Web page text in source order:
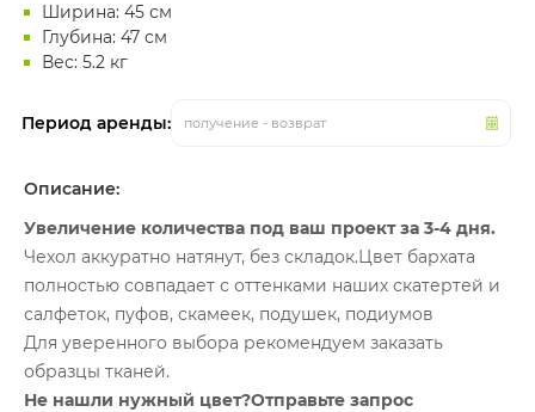
Ширина: 45 см
Глубина: 47 см
Вес: 5.2 кг
Период аренды: получение - возврат
Описание:
Увеличение количества под ваш проект за 3-4 дня.
Чехол аккуратно натянут, без складок.Цвет бархата
полностью совпадает с оттенками наших скатертей и
салфеток, пуфов, скамеек, подушек, подиумов
Для уверенного выбора рекомендуем заказать
образцы тканей.
Не нашли нужный цвет?Отправьте запрос